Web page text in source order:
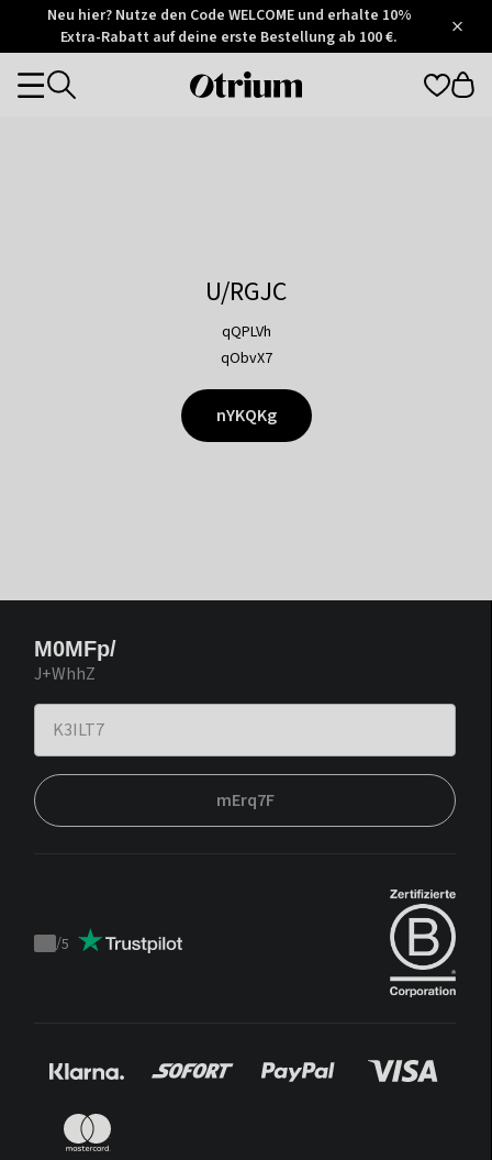
Otrium
Trustpilot
Neu hier? Nutze den Code WELCOME und erhalte 10%
Extra-Rabatt auf deine erste Bestellung ab 100 €.
Otrium
Categories
U/RGJC
qQPLVh
qObvX7
nYKQKg
M0MFp/
J+WhhZ
mErq7F
Trustpilot
/5